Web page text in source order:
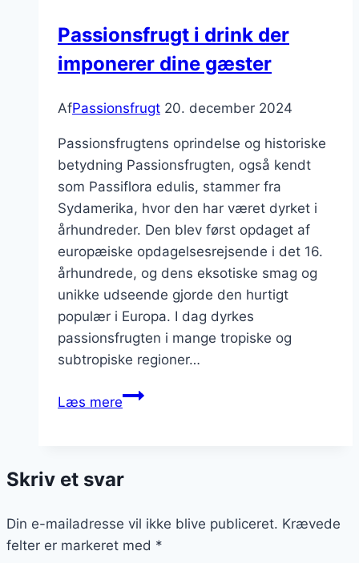
Passionsfrugt i drink der
imponerer dine gæster
AfPassionsfrugt 20. december 2024
Passionsfrugtens oprindelse og historiske
betydning Passionsfrugten, også kendt
som Passiflora edulis, stammer fra
Sydamerika, hvor den har været dyrket i
århundreder. Den blev først opdaget af
europæiske opdagelsesrejsende i det 16.
århundrede, og dens eksotiske smag og
unikke udseende gjorde den hurtigt
populær i Europa. I dag dyrkes
passionsfrugten i mange tropiske og
subtropiske regioner…
Læs merePassionsfrugt
imponerer
gæster
Skriv et svar
Din e-mailadresse vil ikke blive publiceret. Krævede
felter er markeret med *